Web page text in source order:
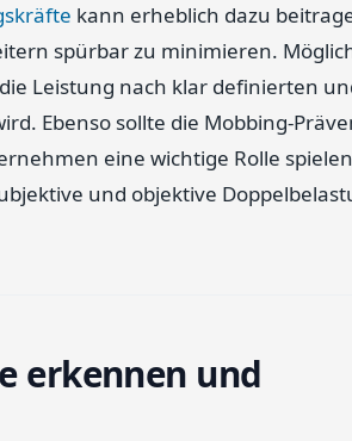
kann erheblich dazu
spürbar zu minimieren.
Leistung nach klar definierten
Ebenso sollte die Mobbing-
eine wichtige Rolle
und objektive
erkennen und